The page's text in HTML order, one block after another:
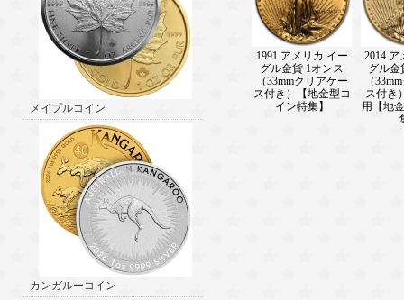
メイプルコイン
カンガルーコイン
1991 アメリカ イー
グル金貨 1オンス
（33mmクリアケー
ス付き）【地金型コ
イン特集】
2014 ア
グル金
（
ス付き
用【地